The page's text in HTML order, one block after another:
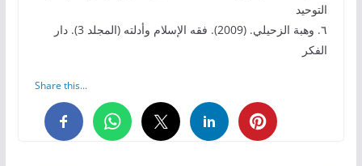
التوحيد
٦. وهبة الزحيلي. (2009). فقه الإسلام وأدلته (المجلد 3). دار
الفكر
Share this...